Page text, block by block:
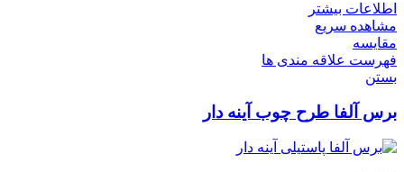
اطلاعات بیشتر
مشاهده سریع
مقایسه
فهرست علاقه مندی ها
بستن
برس آلفا طرح چوب آینه دار